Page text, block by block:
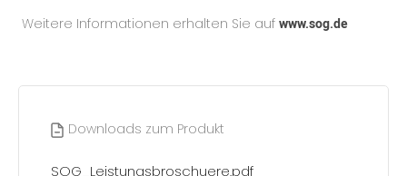
Weitere Informationen erhalten Sie aufwww.sog.de
Downloads zum Produkt
SOG_Leistungsbroschuere.pdf